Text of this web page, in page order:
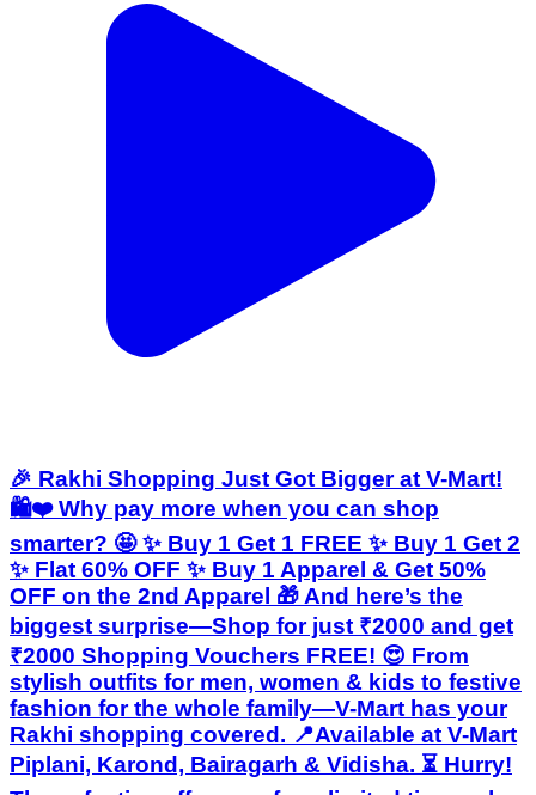
🎉 Rakhi Shopping Just Got Bigger at V-Mart!
🛍️❤️ Why pay more when you can shop
smarter? 🤩 ✨ Buy 1 Get 1 FREE ✨ Buy 1 Get 2
✨ Flat 60% OFF ✨ Buy 1 Apparel & Get 50%
OFF on the 2nd Apparel 🎁 And here’s the
biggest surprise—Shop for just ₹2000 and get
₹2000 Shopping Vouchers FREE! 😍 From
stylish outfits for men, women & kids to festive
fashion for the whole family—V-Mart has your
Rakhi shopping covered. 📍Available at V-Mart
Piplani, Karond, Bairagarh & Vidisha. ⏳ Hurry!